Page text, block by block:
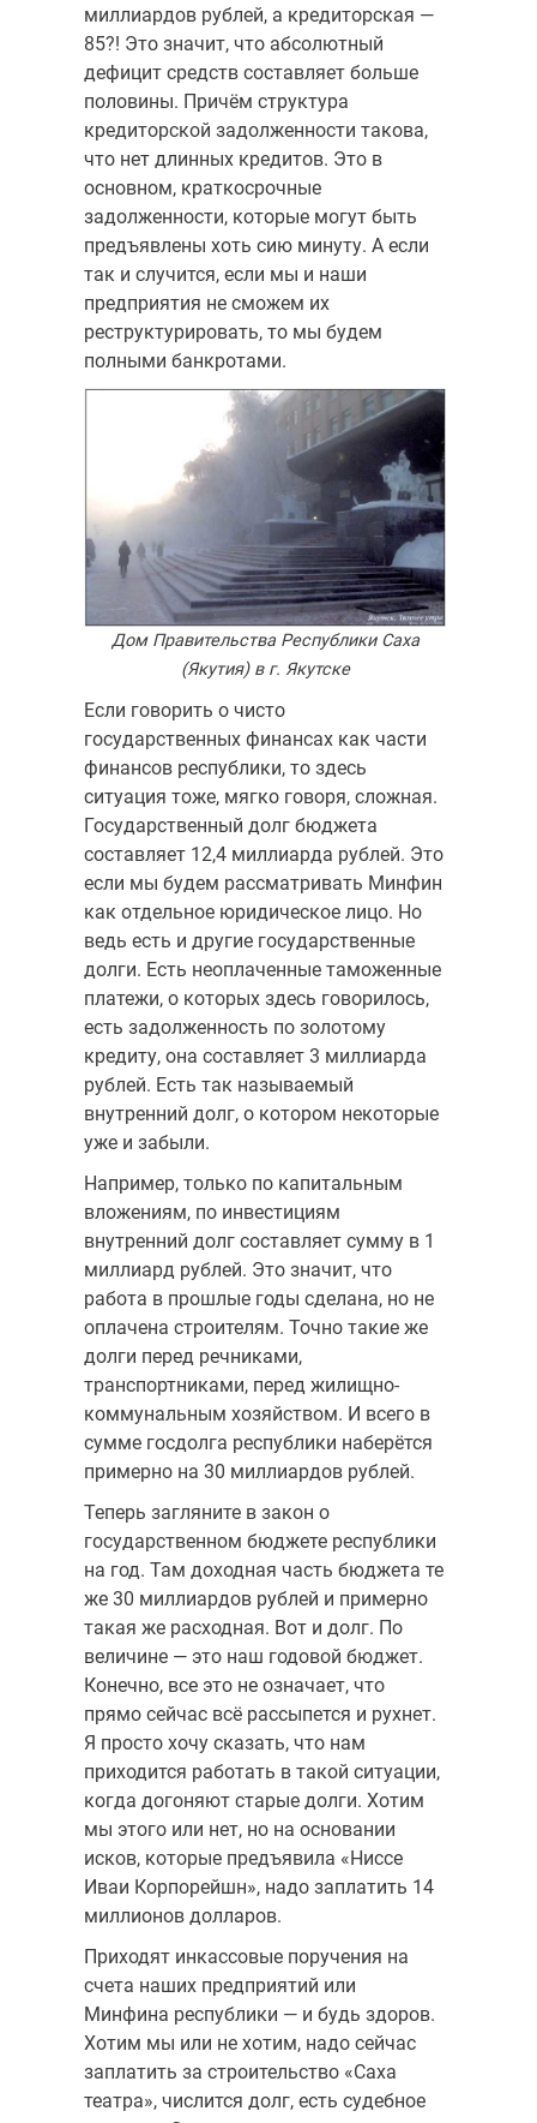
миллиардов рублей, а кредиторская —
85?! Это значит, что абсолютный
дефицит средств составляет больше
полови­ны. Причём структура
кредиторской задолженности такова,
что нет длин­ных кредитов. Это в
основном, краткосрочные
задолженности, которые могут быть
предъявлены хоть сию минуту. А если
так и случится, если мы и наши
предприятия не сможем их
реструктурировать, то мы будем
полными банкротами.
Дом Правительства Республики Саха
(Якутия) в г. Якутске
Если говорить о чисто
государственных финансах как части
финансов республики, то здесь
ситуация тоже, мягко говоря, сложная.
Государственный долг бюджета
составляет 12,4 миллиарда рублей. Это
если мы будем рассматривать Минфин
как отдельное юридическое лицо. Но
ведь есть и другие государственные
долги. Есть неоплаченные тамо­женные
платежи, о которых здесь говорилось,
есть задолженность по зо­лотому
кредиту, она составляет 3 миллиарда
рублей. Есть так называемый
внутренний долг, о котором некоторые
уже и забыли.
Например, только по капитальным
вложениям, по инвестициям
внутренний долг составляет сумму в 1
миллиард рублей. Это значит, что
работа в прошлые годы сде­лана, но не
оплачена строителям. Точно такие же
долги перед речниками,
транспортниками, перед жилищно-
коммунальным хозяйством. И всего в
сумме госдолга республики наберётся
примерно на 30 миллиардов рублей.
Теперь загляните в закон о
государственном бюджете республики
на год. Там доходная часть бюджета те
же 30 миллиардов рублей и примерно
такая же расходная. Вот и долг. По
величине — это наш годовой бюджет.
Конечно, все это не означает, что
прямо сейчас всё рассыпется и рухнет.
Я просто хочу сказать, что нам
приходится работать в такой ситуации,
когда догоняют старые долги. Хотим
мы этого или нет, но на основании
исков, которые предъявила «Ниссе
Иваи Корпорейшн», надо заплатить 14
миллионов долларов.
Приходят инкассовые поручения на
счета наших предприятий или
Минфина республики — и будь здоров.
Хотим мы или не хотим, надо сейчас
заплатить за строительство «Саха
театра», числится долг, есть судебное